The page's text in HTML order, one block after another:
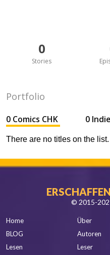
0
Stories
Portfolio
0 Comics CHK 0
There are no titles on the
© 2015-
Home
BLOG
Lesen
Über
Autoren
Leser